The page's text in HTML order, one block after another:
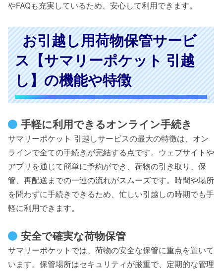
やFAQも充実しているため、安心して利用できます。
お引越し用荷物保管サービ
ス【サマリーポケット 引越
し】の機能や特徴
手軽に利用できるオンライン手続き
サマリーポケット 引越しサービスの最大の特徴は、オン
ラインで全ての手続きが完結する点です。ウェブサイトや
アプリを通じて簡単に予約ができ、荷物の引き取り、保
管、再配送までの一連の流れがスムーズです。時間や場所
を問わずに手続きできるため、忙しい引越しの時期でも手
軽に利用できます。
安全で確実な荷物保管
サマリーポケットでは、荷物の安全な保管に重点を置いて
います。保管場所はセキュリティが厳重で、定期的な管理